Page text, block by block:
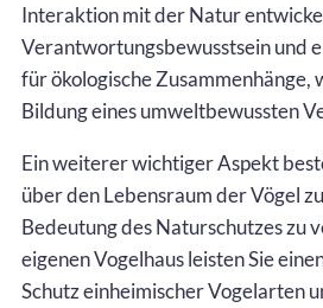
Interaktion mit der Natur
Verantwortungsbewusstsein und
für ökologische Zusammenhänge,
Bildung eines umweltbewussten
Ein weiterer wichtiger Aspekt
über den Lebensraum der Vögel
Bedeutung des Naturschutzes zu
eigenen Vogelhaus leisten Sie
Schutz einheimischer Vogelarten